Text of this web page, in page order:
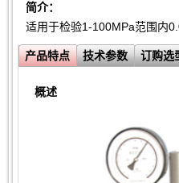
简介：
适用于检验1-100MPa范围内
产品特点 技术参数 订购选
概述